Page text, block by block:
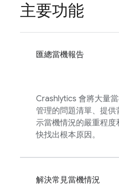
主要功能
匯總當機報告
Crashlytics 會將大量
管理的問題清單、提
示當機情況的嚴重程
快找出根本原因。
解決常見當機情況